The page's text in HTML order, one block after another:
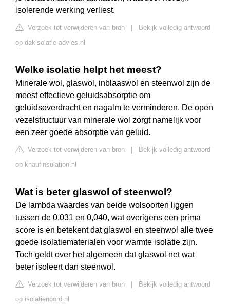
isolerende werking verliest.
Verzoek tot verwijderen van bron
Bekijk volledig antwoord
op dakisolatie-advies.nl
Welke isolatie helpt het meest?
Minerale wol, glaswol, inblaaswol en steenwol zijn de
meest effectieve geluidsabsorptie om
geluidsoverdracht en nagalm te verminderen. De open
vezelstructuur van minerale wol zorgt namelijk voor
een zeer goede absorptie van geluid.
Verzoek tot verwijderen van bron
Bekijk volledig antwoord
op knaufinsulation.nl
Wat is beter glaswol of steenwol?
De lambda waardes van beide wolsoorten liggen
tussen de 0,031 en 0,040, wat overigens een prima
score is en betekent dat glaswol en steenwol alle twee
goede isolatiematerialen voor warmte isolatie zijn.
Toch geldt over het algemeen dat glaswol net wat
beter isoleert dan steenwol.
Verzoek tot verwijderen van bron
Bekijk volledig antwoord
op isolatienoord.nl